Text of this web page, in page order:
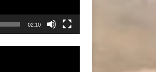
02:10